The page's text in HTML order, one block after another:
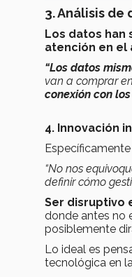
3. Análisis de
Los datos han
atención en el
“Los datos
van a comprar
conexión con
4. Innovación
“No nos
definir cómo
Ser disruptivo
donde antes no
posiblemente
Lo ideal es
tecnológica en